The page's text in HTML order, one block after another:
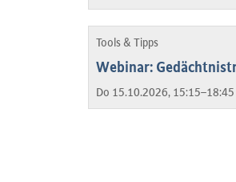
Tools & Tipps
Webinar:
Do 15.10.2026,